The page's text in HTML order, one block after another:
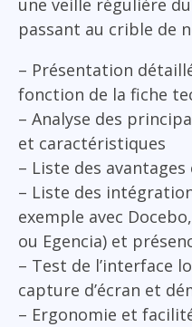
une veille régulière
passant au crible de
– Présentation
fonction de la fiche
– Analyse des
et caractéristiques
– Liste des
– Liste des
exemple avec
ou Egencia) et
– Test de l’interface
capture d’écran et
– Ergonomie et